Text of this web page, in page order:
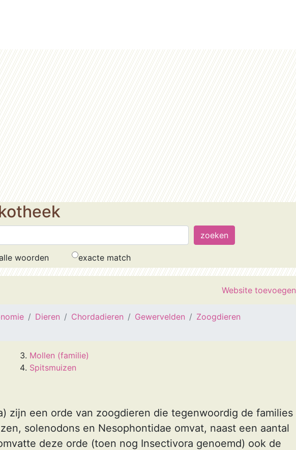
woorden exacte match
Website toevoegen
Dieren Chordadieren Gewervelden
Zoogdieren
Mollen (familie)
Spitsmuizen
zijn een orde van zoogdieren die tegenwoordig de families
solenodons en Nesophontidae omvat, naast een aantal
deze orde (toen nog Insectivora genoemd) ook de